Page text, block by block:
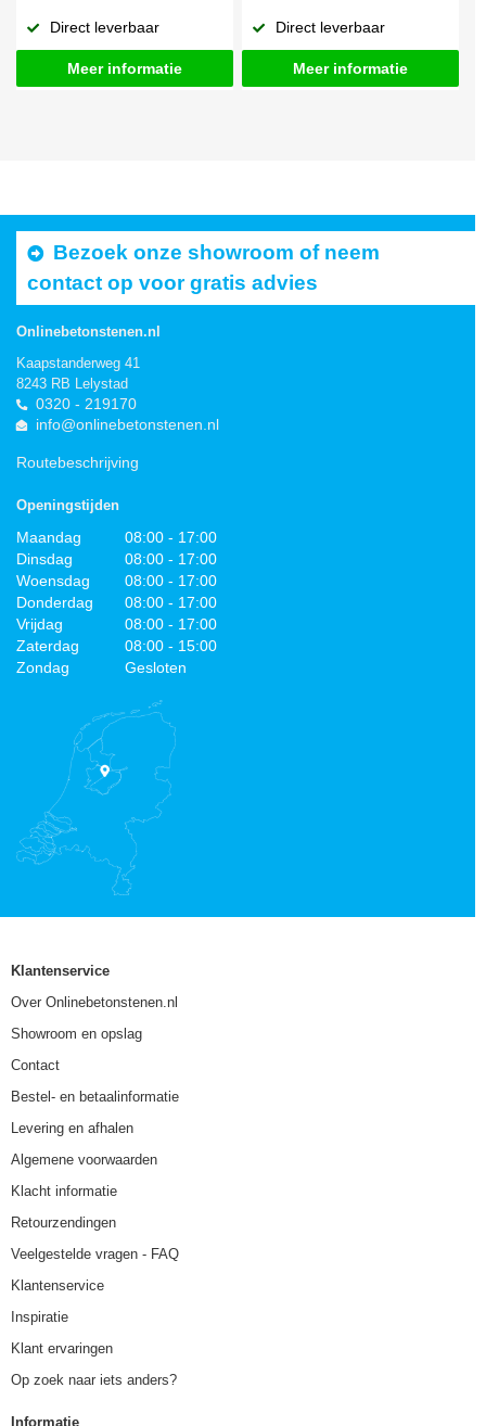
Direct leverbaar
Meer informatie
Direct leverbaar
Meer informatie
Bezoek onze showroom of neem
contact op voor gratis advies
Onlinebetonstenen.nl
Kaapstanderweg 41
8243 RB Lelystad
0320 - 219170
info@onlinebetonstenen.nl
Routebeschrijving
Openingstijden
Maandag
08:00 - 17:00
Dinsdag
08:00 - 17:00
Woensdag
08:00 - 17:00
Donderdag
08:00 - 17:00
Vrijdag
08:00 - 17:00
Zaterdag
08:00 - 15:00
Zondag
Gesloten
Klantenservice
Over Onlinebetonstenen.nl
Showroom en opslag
Contact
Bestel- en betaalinformatie
Levering en afhalen
Algemene voorwaarden
Klacht informatie
Retourzendingen
Veelgestelde vragen - FAQ
Klantenservice
Inspiratie
Klant ervaringen
Op zoek naar iets anders?
Informatie